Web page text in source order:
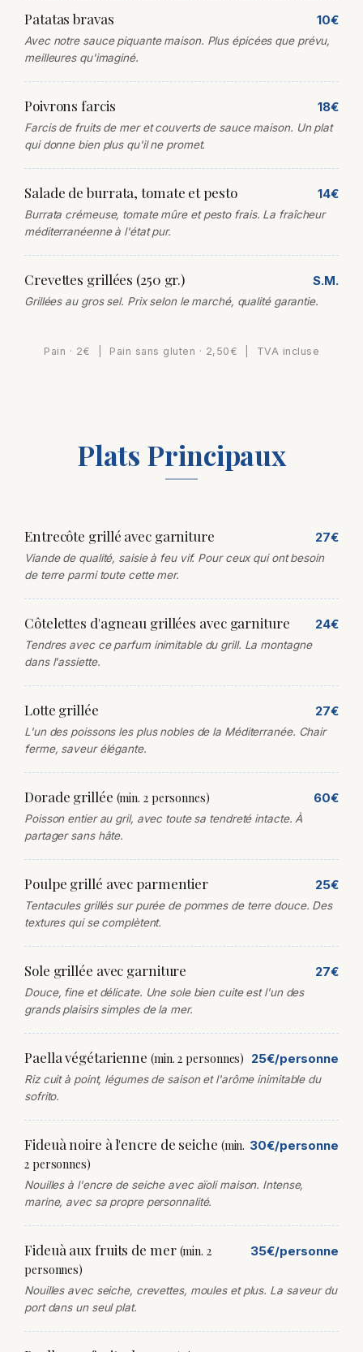
Patatas bravas 10€
Avec notre sauce piquante maison. Plus épicées que prévu,
meilleures qu'imaginé.
Poivrons farcis 18€
Farcis de fruits de mer et couverts de sauce maison. Un plat
qui donne bien plus qu'il ne promet.
Salade de burrata, tomate et pesto 14€
Burrata crémeuse, tomate mûre et pesto frais. La fraîcheur
méditerranéenne à l'état pur.
Crevettes grillées (250 gr.) S.M.
Grillées au gros sel. Prix selon le marché, qualité garantie.
Pain · 2€ | Pain sans gluten · 2,50€ | TVA incluse
Plats Principaux
Entrecôte grillé avec garniture 27€
Viande de qualité, saisie à feu vif. Pour ceux qui ont besoin
de terre parmi toute cette mer.
Côtelettes d'agneau grillées avec garniture 24€
Tendres avec ce parfum inimitable du grill. La montagne
dans l'assiette.
Lotte grillée 27€
L'un des poissons les plus nobles de la Méditerranée. Chair
ferme, saveur élégante.
Dorade grillée (min. 2 personnes) 60€
Poisson entier au gril, avec toute sa tendreté intacte. À
partager sans hâte.
Poulpe grillé avec parmentier 25€
Tentacules grillés sur purée de pommes de terre douce. Des
textures qui se complètent.
Sole grillée avec garniture 27€
Douce, fine et délicate. Une sole bien cuite est l'un des
grands plaisirs simples de la mer.
Paella végétarienne (min. 2 personnes) 25€/personne
Riz cuit à point, légumes de saison et l'arôme inimitable du
sofrito.
Fideuà noire à l'encre de seiche (min.
2 personnes)
30€/personne
Nouilles à l'encre de seiche avec aïoli maison. Intense,
marine, avec sa propre personnalité.
Fideuà aux fruits de mer (min. 2
personnes)
35€/personne
Nouilles avec seiche, crevettes, moules et plus. La saveur du
port dans un seul plat.